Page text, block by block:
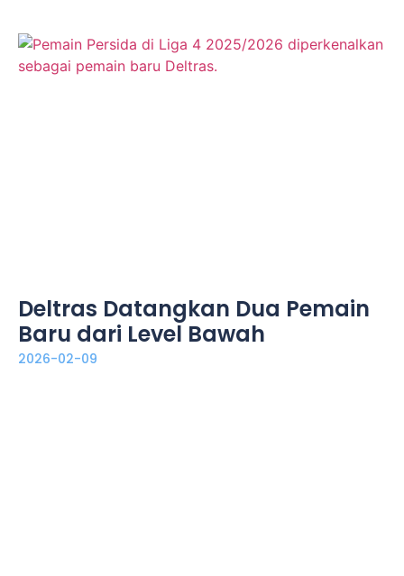
Deltras Datangkan Dua Pemain
Baru dari Level Bawah
2026-02-09